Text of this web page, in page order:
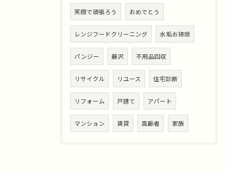
笑顔で頑張ろう おめでとう
レンジフードクリーニング 水垢お掃除
パンジー 藤沢 不用品回収
リサイクル リユース 住宅診断
リフォーム 戸建て アパート
マンション 賃貸 高齢者 家族